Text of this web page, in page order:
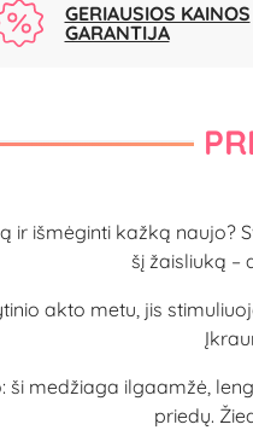
GERIAUSIOS KAINOS
GARANTIJA
ir išmėginti kažką
šį žaisliuką –
akto metu, jis
ši medžiaga ilgaamžė,
priedų.